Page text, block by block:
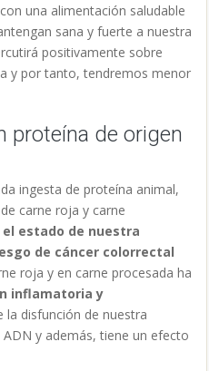
una alimentación saludable
sana y fuerte a nuestra
positivamente sobre
y por tanto, tendremos menor
proteína de origen
ingesta de proteína animal,
carne roja y carne
estado de nuestra
de cáncer colorrectal
roja y en carne procesada ha
inflamatoria y
la disfunción de nuestra
y además, tiene un efecto